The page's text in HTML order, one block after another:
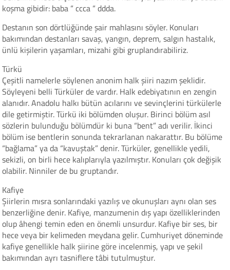
koşma gibidir: baba “ ccca “ ddda.
Destanın son dörtlüğünde şair mahlasını söyler. Konuları
bakımından destanları savaş, yangın, deprem, salgın hastalık,
ünlü kişilerin yaşamları, mizahi gibi gruplandırabiliriz.
Türkü
Çeşitli namelerle söylenen anonim halk şiiri nazım şeklidir.
Söyleyeni belli Türküler de vardır. Halk edebiyatının en zengin
alanıdır. Anadolu halkı bütün acılarını ve sevinçlerini türkülerle
dile getirmiştir. Türkü iki bölümden oluşur. Birinci bölüm asıl
sözlerin bulunduğu bölümdür ki buna “bent” adı verilir. İkinci
bölüm ise bentlerin sonunda tekrarlanan nakarattır. Bu bölüme
“bağlama” ya da “kavuştak” denir. Türküler, genellikle yedili,
sekizli, on birli hece kalıplarıyla yazılmıştır. Konuları çok değişik
olabilir. Ninniler de bu gruptandır.
Kafiye
Şiirlerin mısra sonlarındaki yazılış ve okunuşları aynı olan ses
benzerliğine denir. Kafiye, manzumenin dış yapı özelliklerinden
olup âhengi temin eden en önemli unsurdur. Kafiye bir ses, bir
hece veya bir kelimeden meydana gelir. Cumhuriyet döneminde
kafiye genellikle halk şiirine göre incelenmiş, yapı ve şekil
bakımından ayrı tasniflere tâbi tutulmuştur.